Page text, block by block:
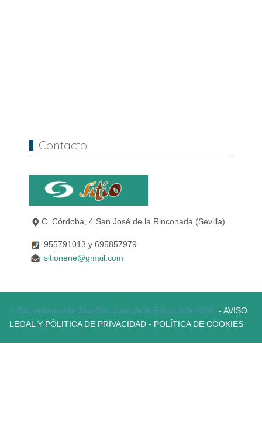
Contacto
C. Córdoba, 4 San José de la Rinconada (Sevilla)
955791013 y 695857979
sitionene@gmail.com
© Bar restaurante Sitio San José de la Rinconada 2026.- AVISO
LEGAL Y PÓLITICA DE PRIVACIDAD - POLÍTICA DE COOKIES